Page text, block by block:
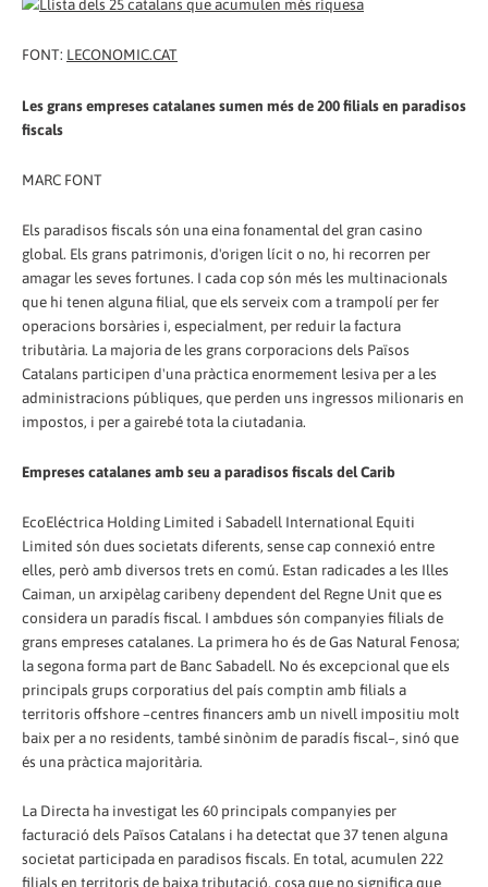
FONT: LECONOMIC.CAT
Les grans empreses catalanes sumen més de 200 filials en paradisos
fiscals
MARC FONT
Els paradisos fiscals són una eina fonamental del gran casino
global. Els grans patrimonis, d'origen lícit o no, hi recorren per
amagar les seves fortunes. I cada cop són més les multinacionals
que hi tenen alguna filial, que els serveix com a trampolí per fer
operacions borsàries i, especialment, per reduir la factura
tributària. La majoria de les grans corporacions dels Països
Catalans participen d'una pràctica enormement lesiva per a les
administracions públiques, que perden uns ingressos milionaris en
impostos, i per a gairebé tota la ciutadania.
Empreses catalanes amb seu a paradisos fiscals del Carib
EcoEléctrica Holding Limited i Sabadell International Equiti
Limited són dues societats diferents, sense cap connexió entre
elles, però amb diversos trets en comú. Estan radicades a les Illes
Caiman, un arxipèlag caribeny dependent del Regne Unit que es
considera un paradís fiscal. I ambdues són companyies filials de
grans empreses catalanes. La primera ho és de Gas Natural Fenosa;
la segona forma part de Banc Sabadell. No és excepcional que els
principals grups corporatius del país comptin amb filials a
territoris offshore –centres financers amb un nivell impositiu molt
baix per a no residents, també sinònim de paradís fiscal–, sinó que
és una pràctica majoritària.
La Directa ha investigat les 60 principals companyies per
facturació dels Països Catalans i ha detectat que 37 tenen alguna
societat participada en paradisos fiscals. En total, acumulen 222
filials en territoris de baixa tributació, cosa que no significa que